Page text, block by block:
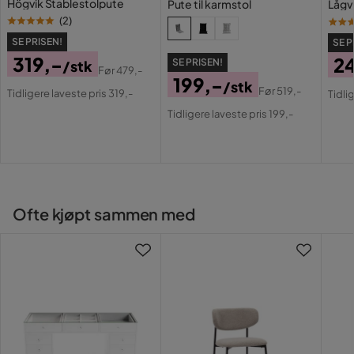
Bruk Utenfor
Vekt 0.8 kg
Farge Blå
Högvik Stablestolpute
(2)
SE PRISEN!
Pris
319,-/stk
Original
Før479,-
Tidligere laveste pris 319,-
Pute til karmstol
SE PRISEN!
Pris
199,-/stk
Original
Før519,-
Tidligere laveste pris 199,-
SE
Ofte kjøpt sammen med